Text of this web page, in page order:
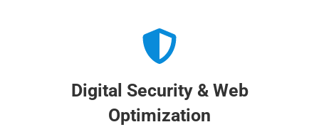
Digital Security & Web
Optimization